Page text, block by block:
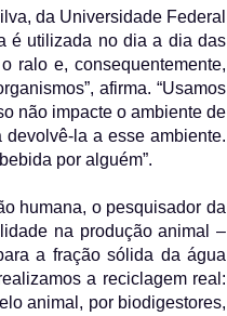
da Universidade Federal
é utilizada no dia a dia das
ralo e, consequentemente,
afirma. “Usamos
não impacte o ambiente de
devolvê-la a esse ambiente.
por alguém”.
humana, o pesquisador da
na produção animal –
a fração sólida da água
a reciclagem real:
animal, por biodigestores,